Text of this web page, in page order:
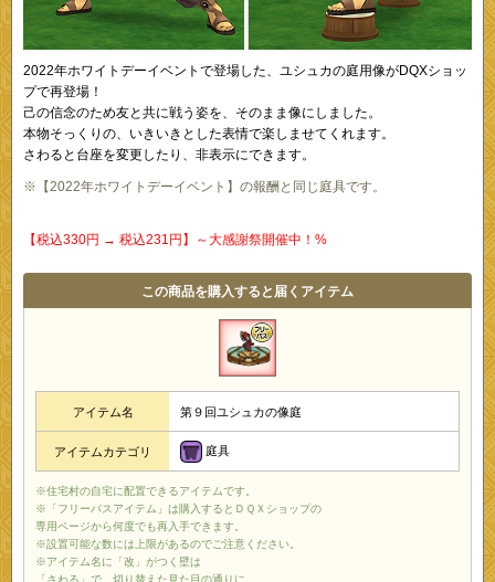
2022年ホワイトデーイベントで登場した、ユシュカの庭用像がDQXショッ
プで再登場！
己の信念のため友と共に戦う姿を、そのまま像にしました。
本物そっくりの、いきいきとした表情で楽しませてくれます。
さわると台座を変更したり、非表示にできます。
※【2022年ホワイトデーイベント】の報酬と同じ庭具です。
【税込330円 → 税込231円】～大感謝祭開催中！%
この商品を購入すると届くアイテム
アイテム名 第９回ユシュカの像庭
アイテムカテゴリ 庭具
※住宅村の自宅に配置できるアイテムです。
※「フリーパスアイテム」は購入するとＤＱＸショップの
専用ページから何度でも再入手できます。
※設置可能な数には上限があるのでご注意ください。
※アイテム名に「改」がつく壁は
「さわる」で 切り替えた見た目の通りに